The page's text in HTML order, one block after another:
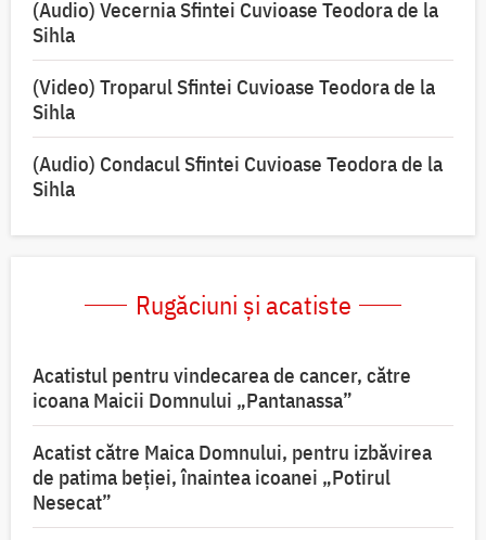
(Audio) Vecernia Sfintei Cuvioase Teodora de la
Sihla
(Video) Troparul Sfintei Cuvioase Teodora de la
Sihla
(Audio) Condacul Sfintei Cuvioase Teodora de la
Sihla
Rugăciuni și acatiste
Acatistul pentru vindecarea de cancer, către
icoana Maicii Domnului „Pantanassa”
Acatist către Maica Domnului, pentru izbăvirea
de patima beției, înaintea icoanei „Potirul
Nesecat”